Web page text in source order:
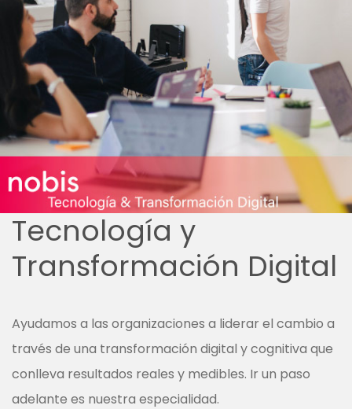
Tecnología y
Transformación Digital
Ayudamos a las organizaciones a liderar el cambio a
través de una transformación digital y cognitiva que
conlleva resultados reales y medibles. Ir un paso
adelante es nuestra especialidad.